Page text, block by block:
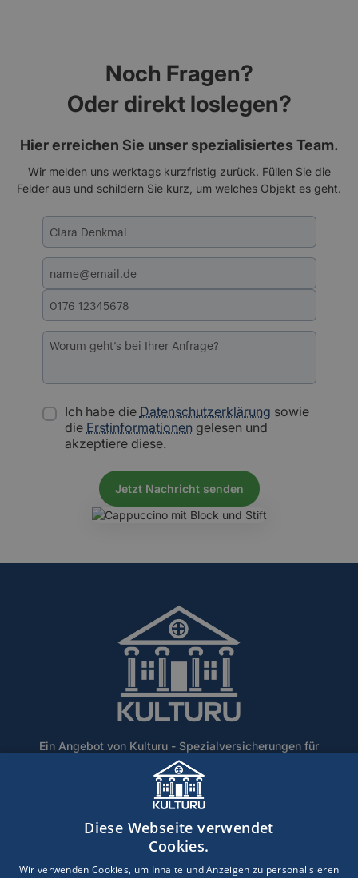
und Erhalt meist aufwendig und kostenintensiv sind.
Noch Fragen?
Oder direkt loslegen?
Hier erreichen Sie unser spezialisiertes Team.
Wir melden uns werktags kurzfristig zurück. Füllen Sie die
Felder aus und schildern Sie kurz, um welches Objekt es geht.
Ich habe die Datenschutzerklärung sowie
die Erstinformationen gelesen und
akzeptiere diese.
Ein Angebot von Kulturu - Spezialversicherungen für
Denkmalschutz und historische Gebäude.
Über UnsBlogLexikon
ErstinformationHaftungsausschlussImpressum
Datenschutz
Diese Webseite verwendet
Cookies.
Wir verwenden Cookies, um Inhalte und Anzeigen zu personalisieren